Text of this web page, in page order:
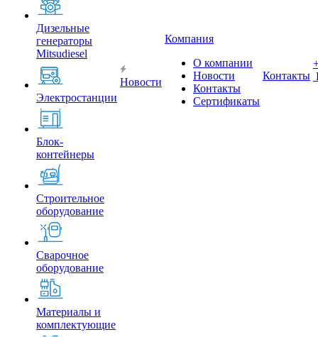
Дизельные
генераторы
Mitsudiesel
Электростанции
Блок-
контейнеры
Строительное
оборудование
Сварочное
оборудование
Материалы и
комплектующие
Новости
Компания
О компании
Новости
Контакты
Сертификаты
Контакты